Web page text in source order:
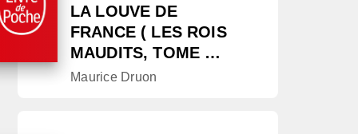
LA LOUVE DE
FRANCE ( LES ROIS
MAUDITS, TOME …
Maurice Druon